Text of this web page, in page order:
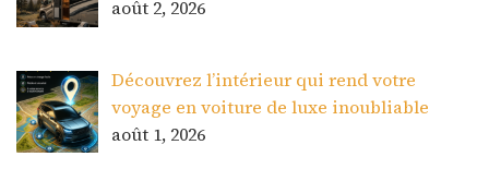
août 2, 2026
Découvrez l’intérieur qui rend votre
voyage en voiture de luxe inoubliable
août 1, 2026